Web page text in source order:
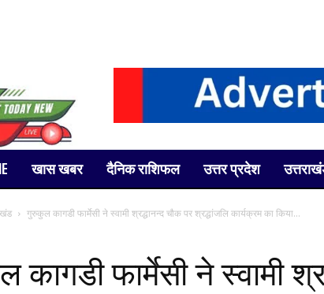
खास खबर दैनिक राशिफल उत्तर प्रदेश
गुरुकुल कागडी फार्मेसी ने स्वामी श्रद्धानन्द चौक पर श्रद्धांजलि कार्यक्रम का किया...
फार्मेसी ने स्वामी